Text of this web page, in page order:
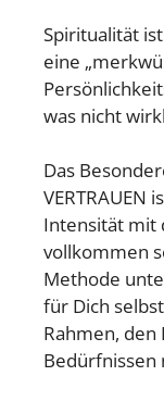
Spiritualität
eine
was nicht
Das
VERTRAUEN
Intensität mit
vollkommen
Methode
für Dich
Rahmen, den
Bedürfnissen